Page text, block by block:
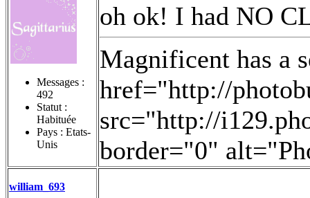
Messages :
492
Statut :
Habituée
Pays : Etats-
Unis
oh ok! I had NO
Magnificent has a
href="http://
src="http://
border="0"
william_693